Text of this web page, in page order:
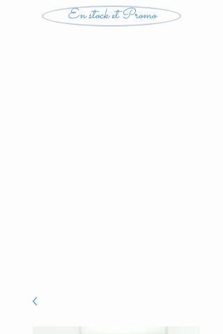
En stock et Promo